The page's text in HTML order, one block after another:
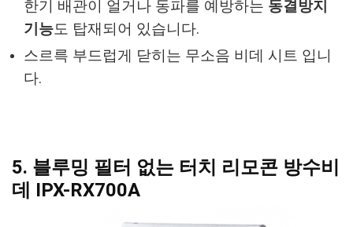
한기 배관이 얼거나 동파를 예방하는 동결방지
기능도 탑재되어 있습니다.
스르륵 부드럽게 닫히는 무소음 비데 시트 입니
다.
5. 블루밍 필터 없는 터치 리모콘 방수비
데 IPX-RX700A